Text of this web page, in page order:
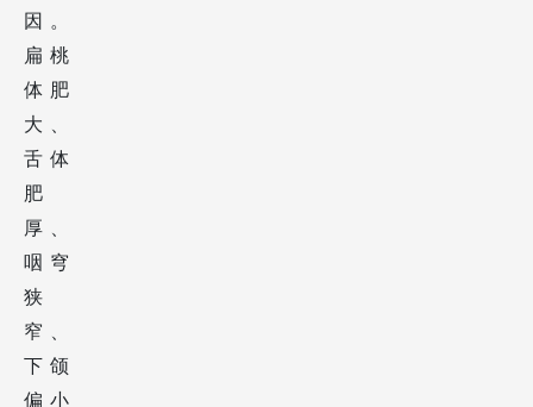
是诱
因。
扁桃
体肥
大、
舌体
肥
厚、
咽穹
狭
窄、
下颌